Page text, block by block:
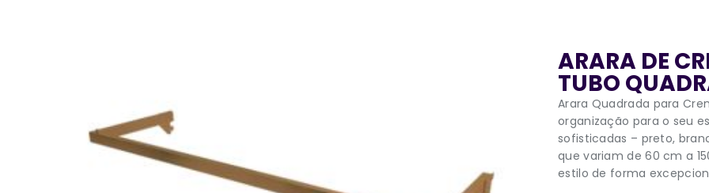
ARARA DE
TUBO
Arara Quadrada para
organização para o seu
sofisticadas – preto,
que variam de 60 cm a
estilo de forma